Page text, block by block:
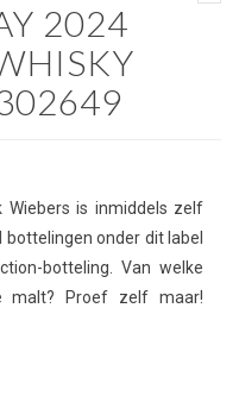
2024
Wiebers is inmiddels zelf
bottelingen onder dit label
botteling. Van welke
malt? Proef zelf maar!